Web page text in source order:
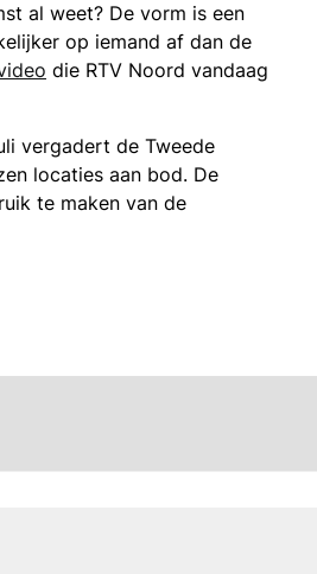
al weet? De vorm is een
op iemand af dan de
die RTV Noord vandaag
vergadert de Tweede
locaties aan bod. De
te maken van de